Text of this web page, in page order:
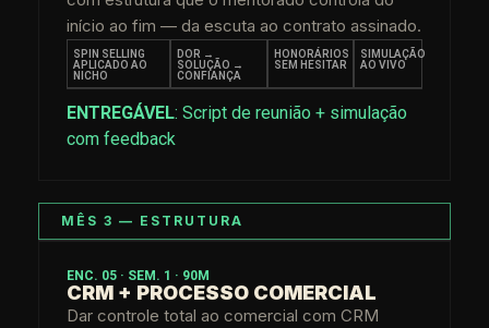
início ao fim — da escuta ao contrato assinado.
SPIN SELLING
APLICADO AO
NICHO
DOR →
SOLUÇÃO →
CONFIANÇA
HONORÁRIOS
SEM HESITAR
SIMULAÇÃO
AO VIVO
ENTREGÁVEL: Script de reunião + simulação
com feedback
MÊS 3 — ESTRUTURA
ENC. 05 · SEM. 1 · 90M
CRM + PROCESSO COMERCIAL
Dar controle total ao comercial com CRM